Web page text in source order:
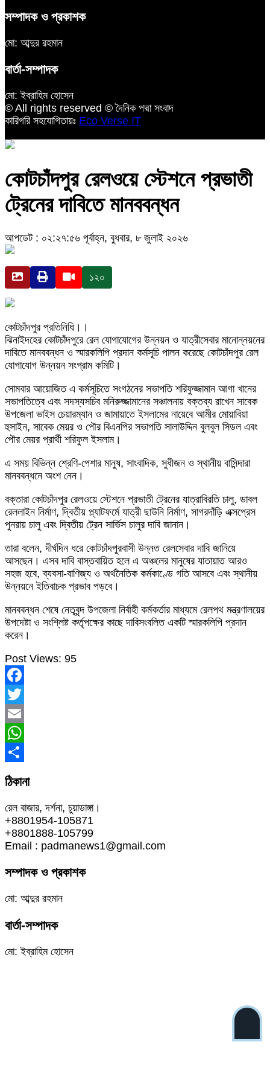
সম্পাদক ও প্রকাশক
মো: আব্দুর রহমান
বার্তা-সম্পাদক
মো: ইব্রাহিম হোসেন
© All rights reserved © দৈনিক পদ্মা সংবাদ
কারিগরি সহযোগিতায়ঃ Eco Verse IT
কোটচাঁদপুর রেলওয়ে স্টেশনে প্রভাতী
ট্রেনের দাবিতে মানববন্ধন
আপডেট : ০২:২৭:৫৬ পূর্বাহ্ন, বুধবার, ৮ জুলাই ২০২৬
১২০
কোটচাঁদপুর প্রতিনিধি।।
ঝিনাইদহের কোটচাঁদপুরে রেল যোগাযোগের উন্নয়ন ও যাত্রীসেবার মানোন্নয়নের
দাবিতে মানববন্ধন ও স্মারকলিপি প্রদান কর্মসূচি পালন করেছে কোটচাঁদপুর রেল
যোগাযোগ উন্নয়ন সংগ্রাম কমিটি।
সোমবার আয়োজিত এ কর্মসূচিতে সংগঠনের সভাপতি শরিফুজ্জামান আগা খানের
সভাপতিত্বে এবং সদস্যসচিব মনিরুজ্জামানের সঞ্চালনায় বক্তব্য রাখেন সাবেক
উপজেলা ভাইস চেয়ারম্যান ও জামায়াতে ইসলামের নায়েবে আমীর মোয়াবিয়া
হুসাইন, সাবেক মেয়র ও পৌর বিএনপির সভাপতি সালাউদ্দিন বুলবুল সিডল এবং
পৌর মেয়র প্রার্থী শরিফুল ইসলাম।
এ সময় বিভিন্ন শ্রেণি-পেশার মানুষ, সাংবাদিক, সুধীজন ও স্থানীয় বাসিন্দারা
মানববন্ধনে অংশ নেন।
বক্তারা কোটচাঁদপুর রেলওয়ে স্টেশনে প্রভাতী ট্রেনের যাত্রাবিরতি চালু, ডাবল
রেললাইন নির্মাণ, দ্বিতীয় প্ল্যাটফর্মে যাত্রী ছাউনি নির্মাণ, সাগরদাঁড়ি এক্সপ্রেস
পুনরায় চালু এবং দ্বিতীয় ট্রেন সার্ভিস চালুর দাবি জানান।
তারা বলেন, দীর্ঘদিন ধরে কোটচাঁদপুরবাসী উন্নত রেলসেবার দাবি জানিয়ে
আসছেন। এসব দাবি বাস্তবায়িত হলে এ অঞ্চলের মানুষের যাতায়াত আরও
সহজ হবে, ব্যবসা-বাণিজ্য ও অর্থনৈতিক কর্মকাণ্ডে গতি আসবে এবং স্থানীয়
উন্নয়নে ইতিবাচক প্রভাব পড়বে।
মানববন্ধন শেষে নেতৃবৃন্দ উপজেলা নির্বাহী কর্মকর্তার মাধ্যমে রেলপথ মন্ত্রণালয়ের
উপদেষ্টা ও সংশ্লিষ্ট কর্তৃপক্ষের কাছে দাবিসংবলিত একটি স্মারকলিপি প্রদান
করেন।
Post Views: 95
Facebook
Twitter
Email
WhatsApp
Share
ঠিকানা
রেল বাজার, দর্শনা, চুয়াডাঙ্গা।
+8801954-105871
+8801888-105799
Email : padmanews1@gmail.com
সম্পাদক ও প্রকাশক
মো: আব্দুর রহমান
বার্তা-সম্পাদক
মো: ইব্রাহিম হোসেন